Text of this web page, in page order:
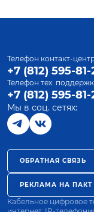
Телефон контакт-
+7 (812) 595-81-
Телефон тех.
+7 (812) 595-
Мы в соц. сетях:
ОБРАТНАЯ СВЯЗЬ
РЕКЛАМА НА ПАКТ
Кабельное цифровое